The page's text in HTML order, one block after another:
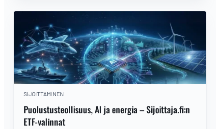
puolustussektorin ja tekoälyn fyysiset sovellukset
markkinoiden kiinnostavimpina sijoitusalueina
vuodelle 2026.
SIJOITTAMINEN
Puolustusteollisuus, AI ja energia – Sijoittaja.fi:n
ETF-valinnat